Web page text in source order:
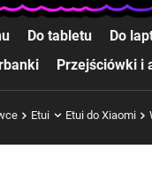
Do tabletu Do
Przejściówki i
Etui Etui do Xiaomi